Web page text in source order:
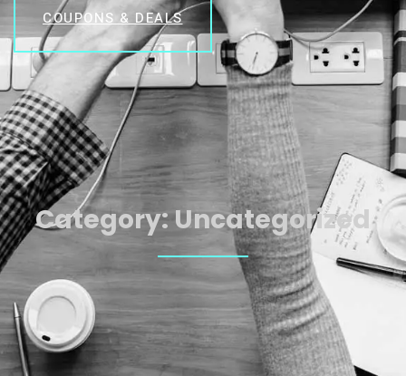
COUPONS & DEALS
Category:Uncategorized